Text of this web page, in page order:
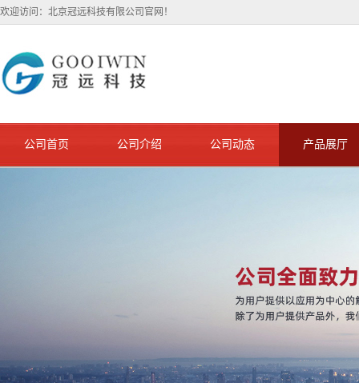
欢迎访问：北京冠远科技有限公司官网！
公司首页 公司介绍 公司动态 产品展厅